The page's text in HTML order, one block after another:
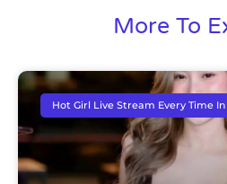
More To
Hot Girl Live Stream Every Time In